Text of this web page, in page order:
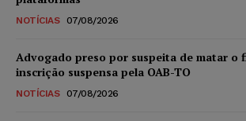
NOTÍCIAS 07/08/2026
Advogado preso por suspeita de matar o
inscrição suspensa pela OAB-TO
NOTÍCIAS 07/08/2026